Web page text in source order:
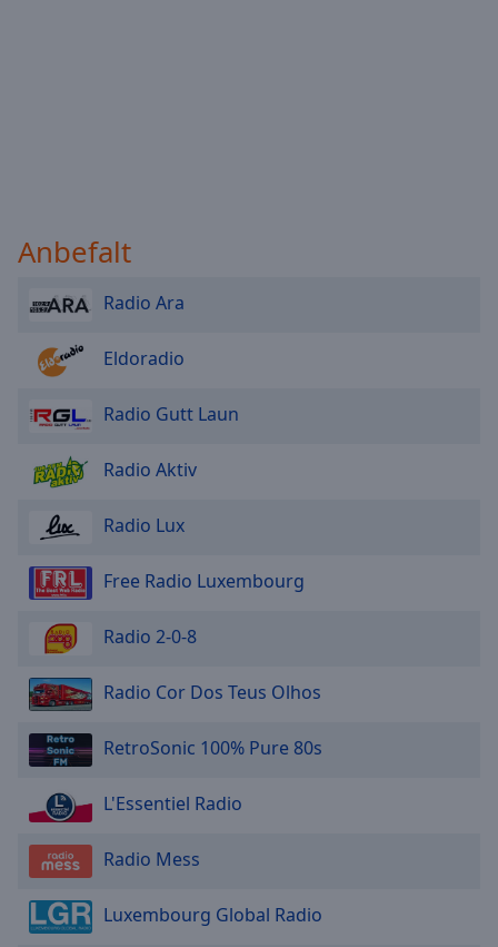
Anbefalt
Radio Ara
Eldoradio
Radio Gutt Laun
Radio Aktiv
Radio Lux
Free Radio Luxembourg
Radio 2-0-8
Radio Cor Dos Teus Olhos
RetroSonic 100% Pure 80s
L'Essentiel Radio
Radio Mess
Luxembourg Global Radio